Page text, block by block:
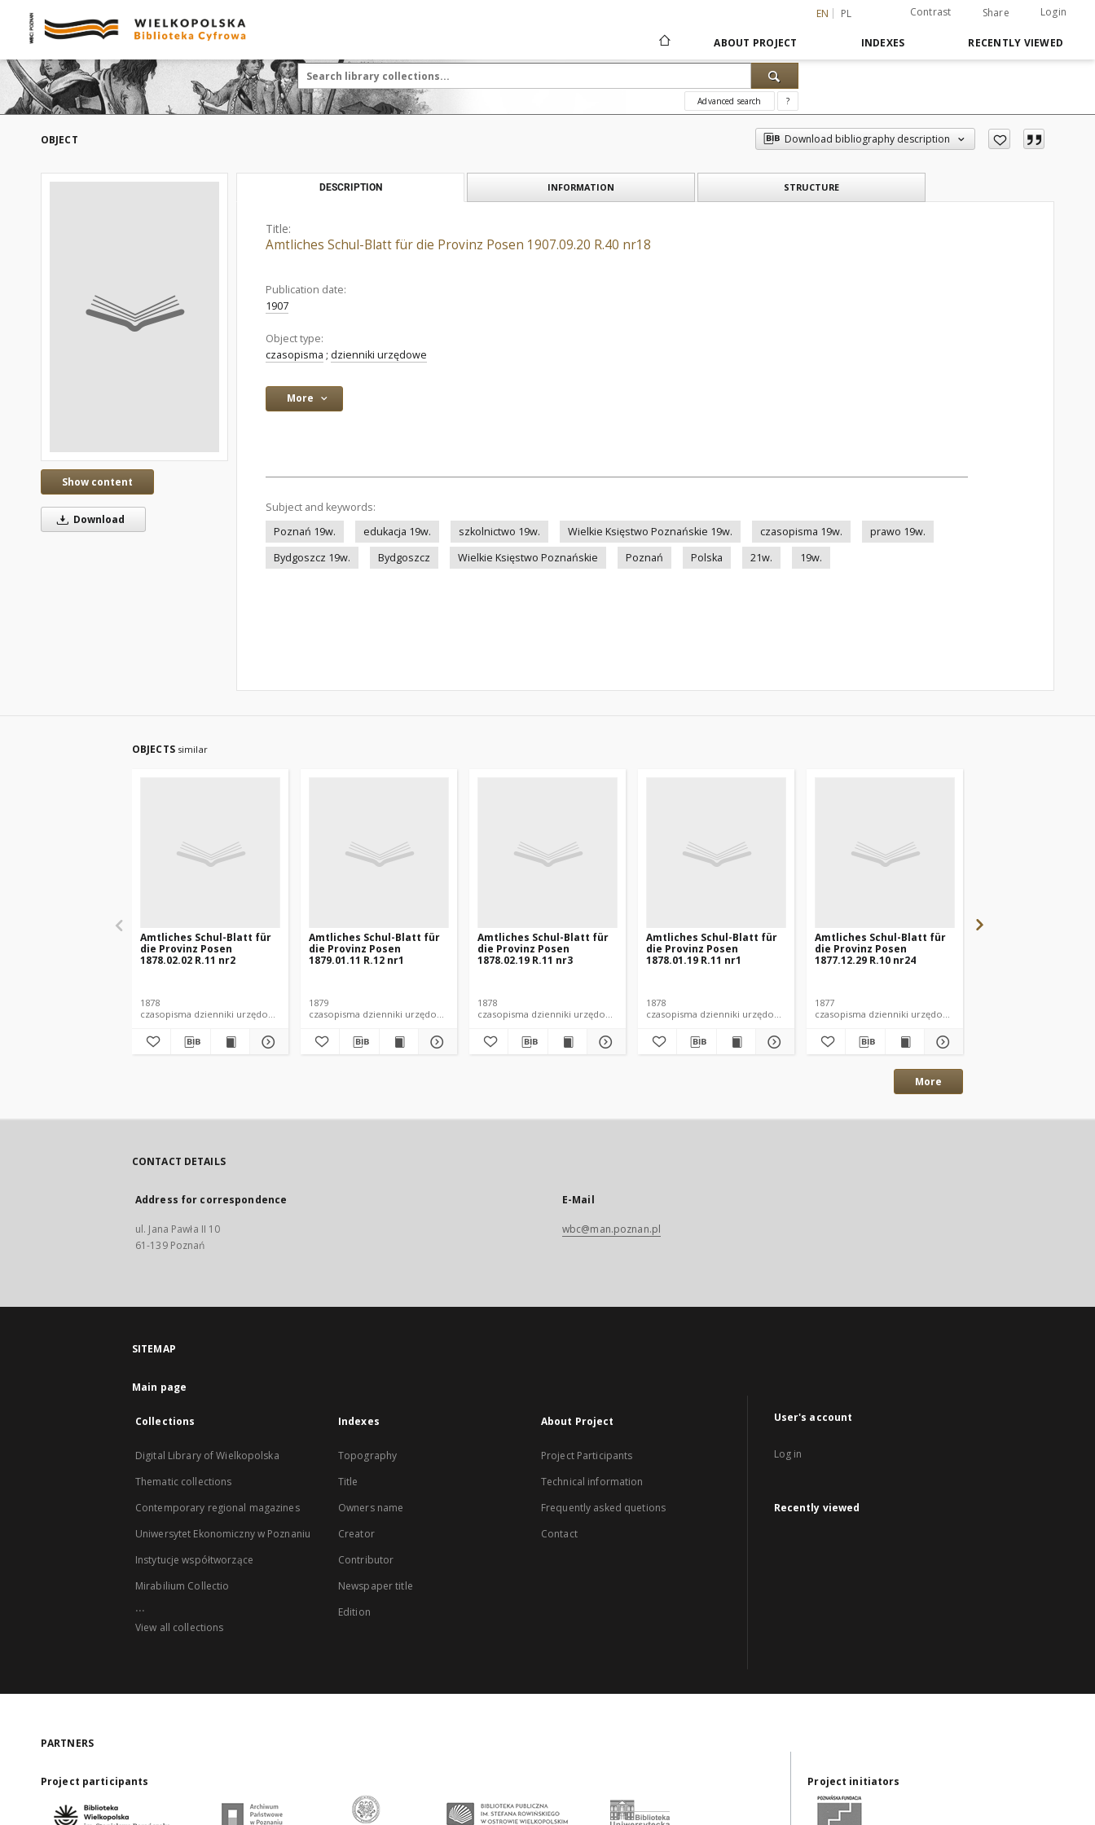
EN PL Contrast Share Login
ABOUT PROJECT INDEXES RECENTLY VIEWED
Advanced search ?
OBJECT Download bibliography description
Show content
Download
DESCRIPTION INFORMATION STRUCTURE
Title:
Amtliches Schul-Blatt für die Provinz Posen 1907.09.20 R.40 nr18
Publication date:
1907
Object type:
czasopisma ; dzienniki urzędowe
More
Subject and keywords:
Poznań 19w.
edukacja 19w. szkolnictwo 19w. Wielkie Księstwo Poznańskie 19w. czasopisma 19w.
prawo 19w.
Bydgoszcz 19w.
Bydgoszcz Wielkie Księstwo Poznańskie Poznań Polska 21w. 19w.
OBJECTS similar
Amtliches Schul-Blatt für
die Provinz Posen
1878.02.02 R.11 nr2
1878
czasopisma dzienniki urzędowe
Amtliches Schul-Blatt für
die Provinz Posen
1879.01.11 R.12 nr1
1879
czasopisma dzienniki urzędowe
Amtliches Schul-Blatt für
die Provinz Posen
1878.02.19 R.11 nr3
1878
czasopisma dzienniki urzędowe
Amtliches Schul-Blatt für
die Provinz Posen
1878.01.19 R.11 nr1
1878
czasopisma dzienniki urzędowe
Amtliches Schul-Blatt für
die Provinz Posen
1877.12.29 R.10 nr24
1877
czasopisma dzienniki urzędowe
More
CONTACT DETAILS
Address for correspondence
ul. Jana Pawła II 10
61-139 Poznań
E-Mail
wbc@man.poznan.pl
SITEMAP
Main page
Collections
Digital Library of Wielkopolska
Thematic collections
Contemporary regional magazines
Uniwersytet Ekonomiczny w Poznaniu
Instytucje współtworzące
Mirabilium Collectio
...
View all collections
Indexes
Topography
Title
Owners name
Creator
Contributor
Newspaper title
Edition
About Project
Project Participants
Technical information
Frequently asked quetions
Contact
User's account
Log in
Recently viewed
PARTNERS
Project participants Project initiators